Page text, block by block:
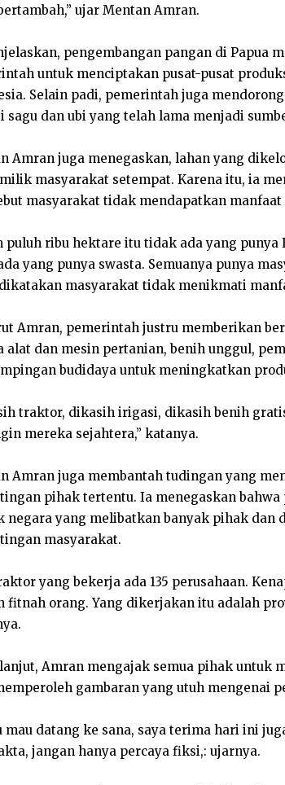
ujar Mentan Amran.
pengembangan pangan di Papua
untuk menciptakan pusat-pusat
Selain padi, pemerintah juga
sagu dan ubi yang telah lama menjadi
Amran juga menegaskan, lahan yang
masyarakat setempat. Karena itu, ia
masyarakat tidak mendapatkan
puluh ribu hektare itu tidak ada yang punya
yang punya swasta. Semuanya punya
masyarakat tidak menikmati
Amran, pemerintah justru memberikan
alat dan mesin pertanian, benih unggul,
budidaya untuk meningkatkan
traktor, dikasih irigasi, dikasih benih
mereka sejahtera,” katanya.
Amran juga membantah tudingan yang
pihak tertentu. Ia menegaskan
negara yang melibatkan banyak pihak dan
masyarakat.
yang bekerja ada 135 perusahaan.
fitnah orang. Yang dikerjakan itu adalah
Amran mengajak semua pihak untuk
gambaran yang utuh mengenai
mau datang ke sana, saya terima hari ini
jangan hanya percaya fiksi,: ujarnya.